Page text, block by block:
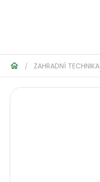
/ ZAHRADNÍ TECHNIKA